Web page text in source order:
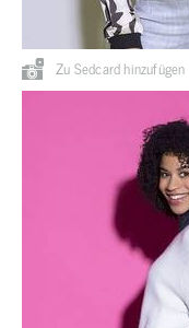
Zu Sedcard hinzufügen